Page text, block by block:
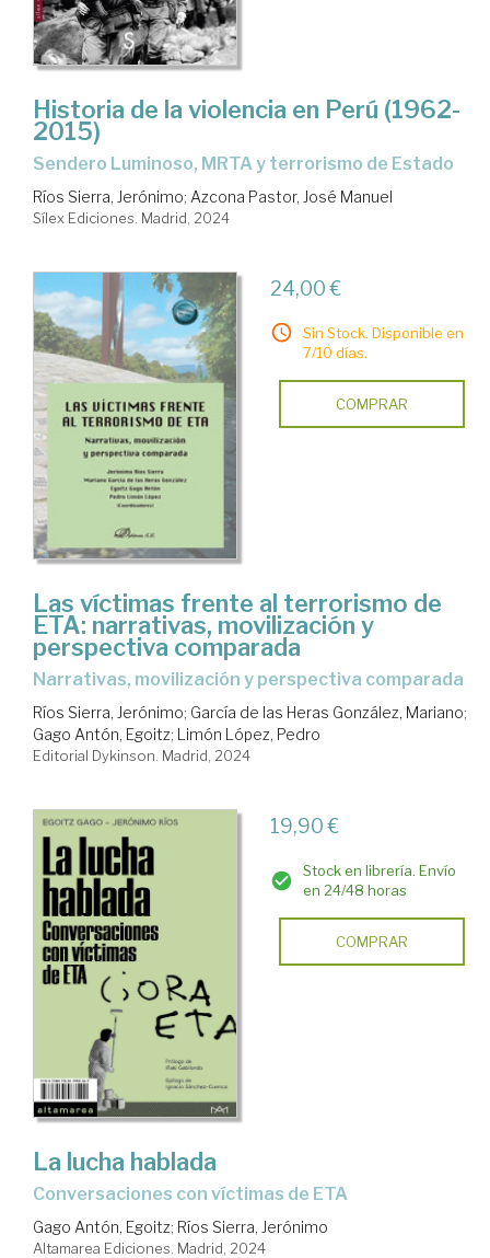
Historia de la violencia en Perú (1962-
2015)
Sendero Luminoso, MRTA y terrorismo de Estado
Ríos Sierra, Jerónimo; Azcona Pastor, José Manuel
Sílex Ediciones. Madrid, 2024
24,00 €
Sin Stock. Disponible en
7/10 días.
COMPRAR
Las víctimas frente al terrorismo de
ETA: narrativas, movilización y
perspectiva comparada
narrativas, movilización y perspectiva comparada
Ríos Sierra, Jerónimo; García de las Heras González, Mariano;
Gago Antón, Egoitz; Limón López, Pedro
Editorial Dykinson. Madrid, 2024
19,90 €
Stock en librería. Envío
en 24/48 horas
COMPRAR
La lucha hablada
Conversaciones con víctimas de ETA
Gago Antón, Egoitz; Ríos Sierra, Jerónimo
Altamarea Ediciones. Madrid, 2024